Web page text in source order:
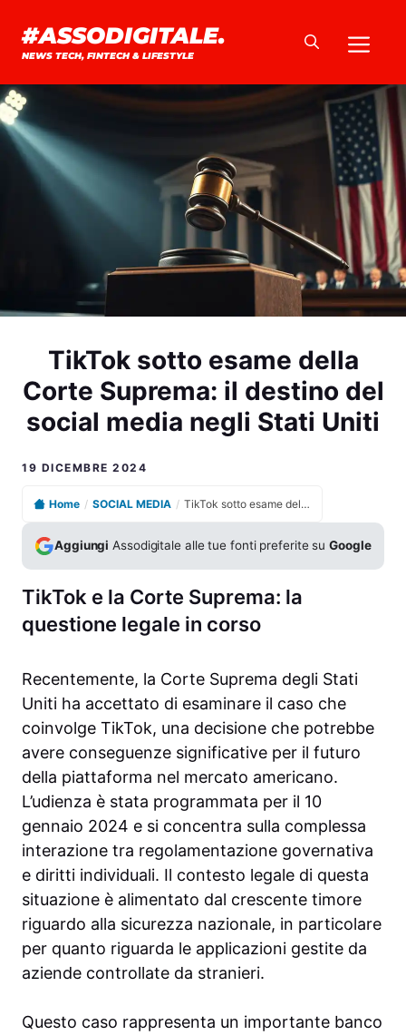
contenuto
#ASSODIGITALE.
NEWS TECH, FINTECH & LIFESTYLE
TikTok sotto esame della
Corte Suprema: il destino del
social media negli Stati Uniti
19 DICEMBRE 2024
Home / SOCIAL MEDIA / TikTok sotto esame della Corte Suprema: il destino del social media negli Stati Uniti
Aggiungi Assodigitale alle tue fonti preferite suGoogle
TikTok e la Corte Suprema: la
questione legale in corso
Recentemente, la Corte Suprema degli Stati
Uniti ha accettato di esaminare il caso che
coinvolge TikTok, una decisione che potrebbe
avere conseguenze significative per il futuro
della piattaforma nel mercato americano.
L’udienza è stata programmata per il 10
gennaio 2024 e si concentra sulla complessa
interazione tra regolamentazione governativa
e diritti individuali. Il contesto legale di questa
situazione è alimentato dal crescente timore
riguardo alla sicurezza nazionale, in particolare
per quanto riguarda le applicazioni gestite da
aziende controllate da stranieri.
Questo caso rappresenta un importante banco